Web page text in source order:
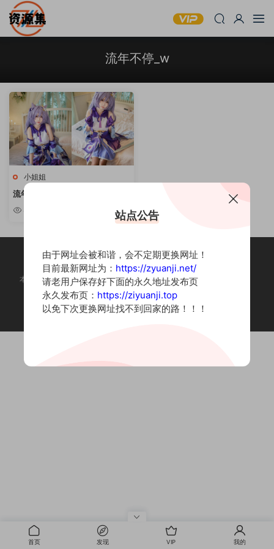
流年不停_w
小姐姐
流年不停_w – 性感写真合集 [持
续更新]
本站为摄影写真图片网站，内容来自网络收集整理，仅作个人学习使用。
如有违法内容请联系删除
Copyright © 2022 资源集
首页 发现 VIP 我的
站点公告
由于网址会被和谐，会不定期更换网址！
目前最新网址为： https://zyuanji.net/
请老用户保存好下面的永久地址发布页
永久发布页： https://ziyuanji.top
以免下次更换网址找不到回家的路！！！